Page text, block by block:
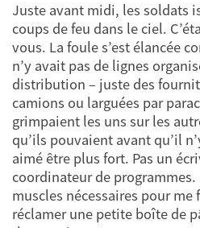
Juste avant midi, les soldats
coups de feu dans le ciel.
vous. La foule s’est élancée
n’y avait pas de lignes
distribution – juste des
camions ou larguées par
grimpaient les uns sur les
qu’ils pouvaient avant qu’il
aimé être plus fort. Pas un
coordinateur de programmes.
muscles nécessaires pour
réclamer une petite boîte de